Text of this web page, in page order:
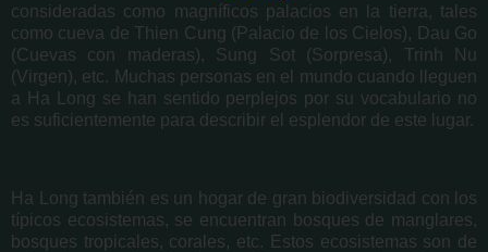
consideradas como magníficos palacios en la tierra, tales
como cueva de Thien Cung (Palacio de los Cielos), Dau Go
(Cuevas con maderas), Sung Sot (Sorpresa), Trinh Nu
(Virgen), etc. Muchas personas en el mundo cuando lleguen
a Ha Long se han sentido perplejos por su vocabulario no
es suficientemente para describir el esplendor de este lugar.
Ha Long también es un hogar de gran biodiversidad con los
típicos ecosistemas, se encuentran bosques de manglares,
bosques tropicales, corales, etc. Estos ecosistemas son de